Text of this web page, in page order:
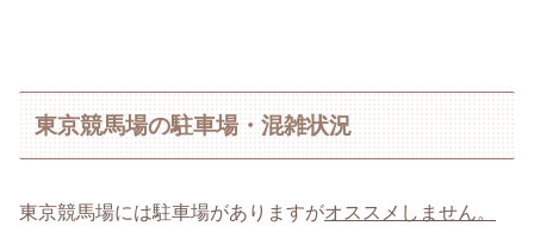
東京競馬場の駐車場・混雑状況
東京競馬場には駐車場がありますがオススメしません。